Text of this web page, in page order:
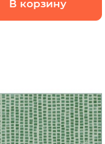
В корзину